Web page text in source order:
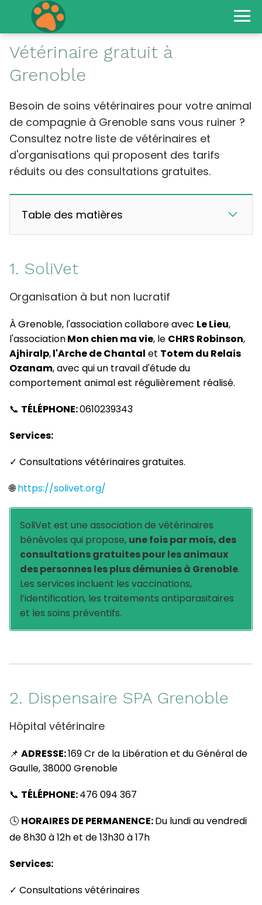
Vétérinaire gratuit à
Grenoble
Besoin de soins vétérinaires pour votre animal
de compagnie à Grenoble sans vous ruiner ?
Consultez notre liste de vétérinaires et
d'organisations qui proposent des tarifs
réduits ou des consultations gratuites.
Table des matières
1. SoliVet
Organisation à but non lucratif
À Grenoble, l'association collabore avec Le Lieu,
l'associationMon chien ma vie, le CHRS Robinson,
Ajhiralp,l'Arche de Chantal et Totem du Relais
Ozanam, avec qui un travail d'étude du
comportement animal est régulièrement réalisé.
📞 TÉLÉPHONE:0610239343
Services:
✓ Consultations vétérinaires gratuites.
🌐https://solivet.org/
SoliVet est une association de vétérinaires
bénévoles qui propose, une fois par mois, des
consultations gratuites pour les animaux
des personnes les plus démunies à Grenoble.
Les services incluent les vaccinations,
l’identification, les traitements antiparasitaires
et les soins préventifs.
2. Dispensaire SPA Grenoble
Hôpital vétérinaire
📌 ADRESSE:169 Cr de la Libération et du Général de
Gaulle, 38000 Grenoble
📞 TÉLÉPHONE:476 094 367
🕓 HORAIRES DE PERMANENCE:Du lundi au vendredi
de 8h30 à 12h et de 13h30 à 17h
Services:
✓ Consultations vétérinaires